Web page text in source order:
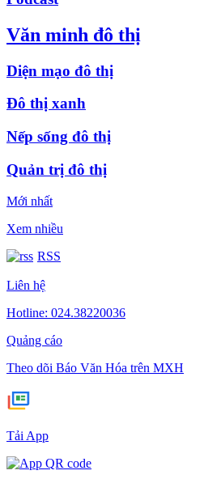
Văn minh đô thị
Diện mạo đô thị
Đô thị xanh
Nếp sống đô thị
Quản trị đô thị
Mới nhất
Xem nhiều
RSS
Liên hệ
Hotline: 024.38220036
Quảng cáo
Theo dõi Báo Văn Hóa trên MXH
Tải App